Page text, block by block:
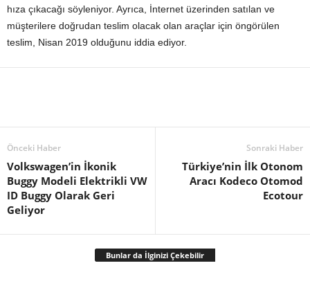
hıza çıkacağı söyleniyor. Ayrıca, İnternet üzerinden satılan ve
müşterilere doğrudan teslim olacak olan araçlar için öngörülen
teslim, Nisan 2019 olduğunu iddia ediyor.
Önceki Haber
Volkswagen’in İkonik
Buggy Modeli Elektrikli VW
ID Buggy Olarak Geri
Geliyor
Sonraki Haber
Türkiye’nin İlk Otonom
Aracı Kodeco Otomod
Ecotour
Bunlar da İlginizi Çekebilir